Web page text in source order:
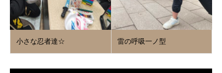
小さな忍者達☆ 雷の呼吸一ノ型